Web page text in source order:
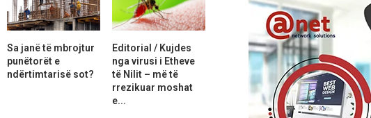
Sa janë të mbrojtur
punëtorët e
ndërtimtarisë sot?
Editorial / Kujdes
nga virusi i Etheve
të Nilit – më të
rrezikuar moshat
e...